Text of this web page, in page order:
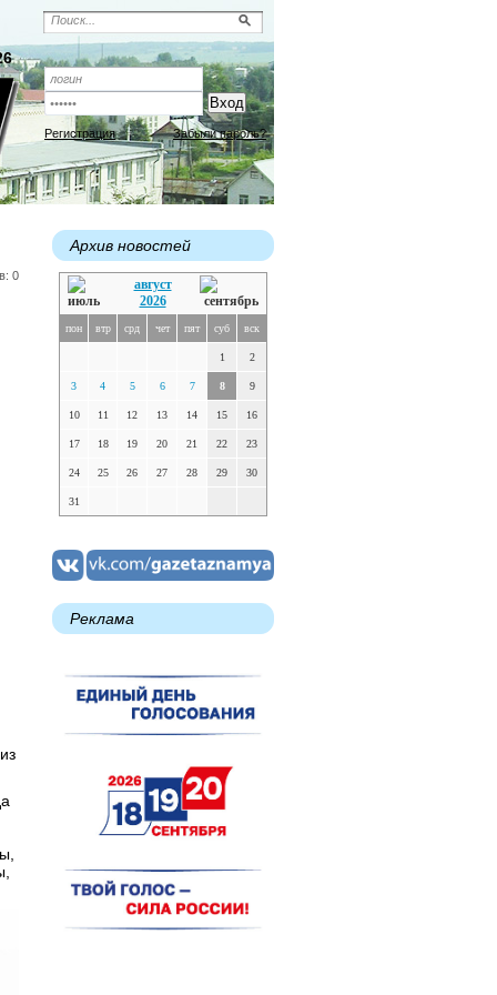
Регистрация Забыли пароль?
0
Архив новостей
август
2026
пон втр срд чет пят суб вск
1 2
3 4 5 6 7 8 9
10 11 12 13 14 15 16
17 18 19 20 21 22 23
24 25 26 27 28 29 30
31
Реклама